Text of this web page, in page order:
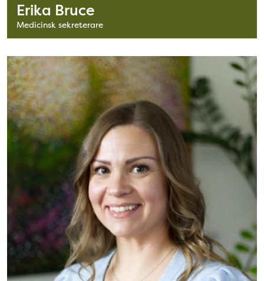
Erika Bruce
Medicinsk sekreterare
Bild: Elin